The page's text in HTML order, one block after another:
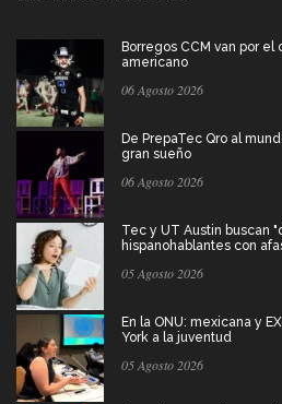
Borregos CCM van por
americano
06 Agosto 2026
De PrepaTec Qro al
gran sueño
06 Agosto 2026
Tec y UT Austin buscan
hispanohablantes con
05 Agosto 2026
En la ONU: mexicana y
York a la juventud
05 Agosto 2026